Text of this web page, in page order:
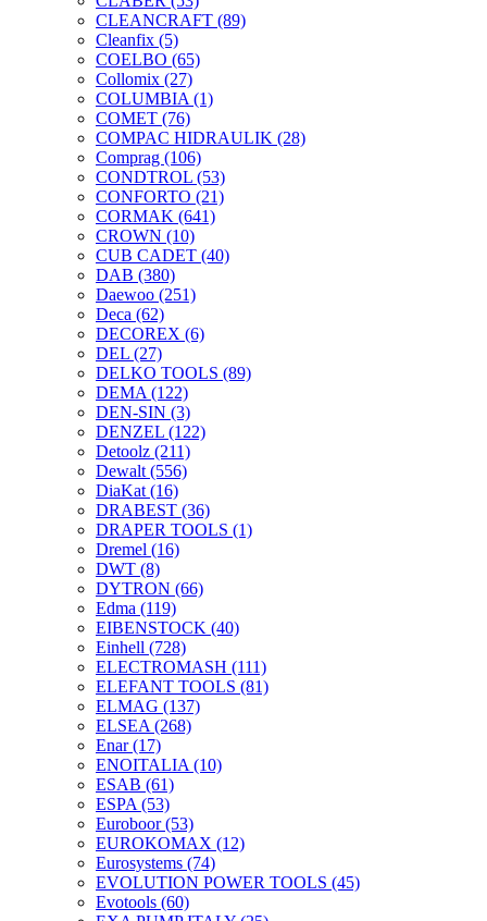
CLEANCRAFT (89)
Cleanfix (5)
COELBO (65)
Collomix (27)
COLUMBIA (1)
COMET (76)
COMPAC HIDRAULIK (28)
Comprag (106)
CONDTROL (53)
CONFORTO (21)
CORMAK (641)
CROWN (10)
CUB CADET (40)
DAB (380)
Daewoo (251)
Deca (62)
DECOREX (6)
DEL (27)
DELKO TOOLS (89)
DEMA (122)
DEN-SIN (3)
DENZEL (122)
Detoolz (211)
Dewalt (556)
DiaKat (16)
DRABEST (36)
DRAPER TOOLS (1)
Dremel (16)
DWT (8)
DYTRON (66)
Edma (119)
EIBENSTOCK (40)
Einhell (728)
ELECTROMASH (111)
ELEFANT TOOLS (81)
ELMAG (137)
ELSEA (268)
Enar(17)
ENOITALIA (10)
ESAB (61)
ESPA (53)
Euroboor(53)
EUROKOMAX (12)
Eurosystems (74)
EVOLUTION POWER TOOLS (45)
Evotools (60)